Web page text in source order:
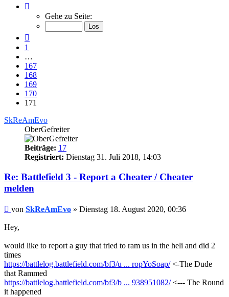
171
von
Gehe zu Seite:
1
…
167
168
169
170
171
SkReAmEvo
OberGefreiter
Beiträge: 17
Registriert: Dienstag 31. Juli 2018, 14:03
Re: Battlefield 3 - Report a Cheater / Cheater
melden
Beitrag
von SkReAmEvo » Dienstag 18. August 2020, 00:36
Hey,
would like to report a guy that tried to ram us in the heli and did 2
times
https://battlelog.battlefield.com/bf3/u ... ropYoSoap/<-The Dude
that Rammed
https://battlelog.battlefield.com/bf3/b ... 938951082/<--- The Round
it happened